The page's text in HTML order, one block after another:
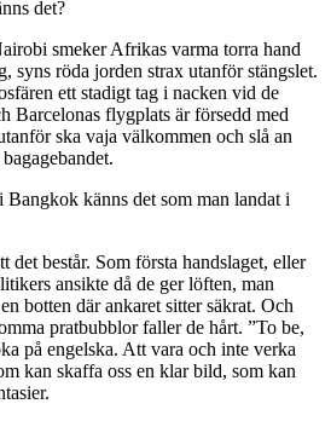
det?
smeker Afrikas varma torra hand
syns röda jorden strax utanför stängslet.
ett stadigt tag i nacken vid de
Barcelonas flygplats är försedd med
ska vaja välkommen och slå an
känns det som man landat i
det består. Som första handslaget, eller
ansikte då de ger löften, man
botten där ankaret sitter säkrat. Och
pratbubblor faller de hårt. ”To be,
på engelska. Att vara och inte verka
kan skaffa oss en klar bild, som kan